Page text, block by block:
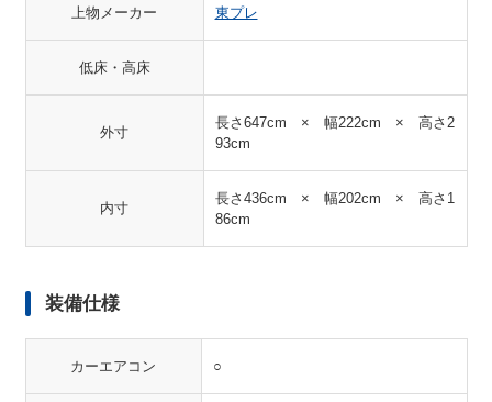
上物メーカー 東プレ
低床・高床
外寸
長さ647cm × 幅222cm × 高さ2
93cm
内寸
長さ436cm × 幅202cm × 高さ1
86cm
装備仕様
カーエアコン ○